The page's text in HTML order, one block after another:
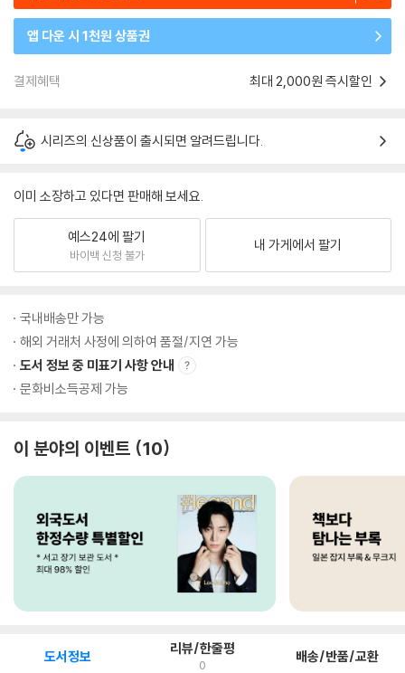
앱 다운 시 1천원 상품권
결제혜택 최대 2,000원 즉시할인
시리즈의 신상품이 출시되면 알려드립니다.
이미 소장하고 있다면 판매해 보세요.
예스24에 팔기
바이백 신청 불가
내 가게에서 팔기
국내배송만 가능
해외 거래처 사정에 의하여 품절/지연 가능
도서 정보 중 미표기 사항 안내
문화비소득공제 가능
이 분야의 이벤트 10
도서정보 리뷰/한줄평
0 배송/반품/교환